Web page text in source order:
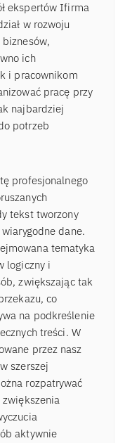
ekspertów Ifirma
w rozwoju
biznesów,
ich
i pracownikom
pracę przy
najbardziej
potrzeb
profesjonalnego
tekst tworzony
dane.
tematyka
logiczny i
zwiększając tak
co
na podkreślenie
treści. W
przez nasz
szerszej
rozpatrywać
aktywnie